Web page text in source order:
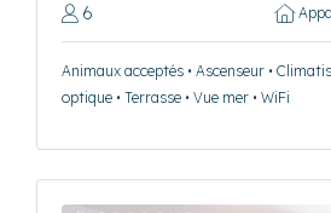
6
Animaux acceptés • Ascenseur •
optique • Terrasse • Vue mer • WiFi